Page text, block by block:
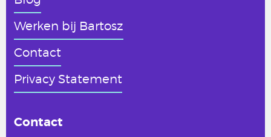
Werken bij Bartosz
Contact
Privacy Statement
Contact